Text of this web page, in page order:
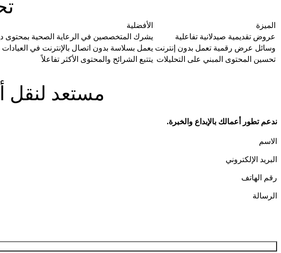
الميزة الأفضلية
عروض تقديمية صيدلانية تفاعلية
يشرك المتخصصين في الرعاية الصحية بمحتوى
وسائل عرض رقمية تعمل بدون إنترنت يعمل بسلاسة بدون اتصال بالإنترنت في العيادات
تحسين المحتوى المبني على التحليلات يتتبع الشرائح والمحتوى الأكثر تفاعلاً
مستعد لنقل
ندعم تطور أعمالك بالإبداع والخبرة.
الاسم
البريد الإلكتروني
رقم الهاتف
الرسالة